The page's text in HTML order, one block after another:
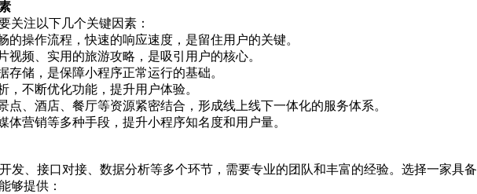
关注以下几个关键因素：
操作流程，快速的响应速度，是留住用户的关键。
频、实用的旅游攻略，是吸引用户的核心。
储，是保障小程序正常运行的基础。
不断优化功能，提升用户体验。
、酒店、餐厅等资源紧密结合，形成线上线下一体化的服务体系。
营销等多种手段，提升小程序知名度和用户量。
发、接口对接、数据分析等多个环节，需要专业的团队和丰富的经验。选择一家具
够提供：